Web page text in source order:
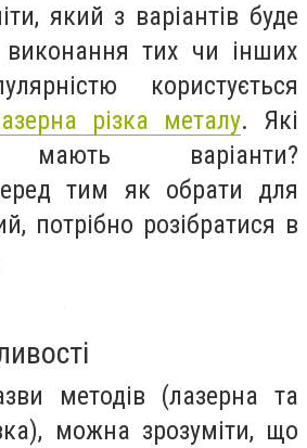
який з варіантів буде
виконання тих чи інших
користується
різка металу. Які
мають варіанти?
тим як обрати для
потрібно розібратися в
методів (лазерна та
можна зрозуміти, що